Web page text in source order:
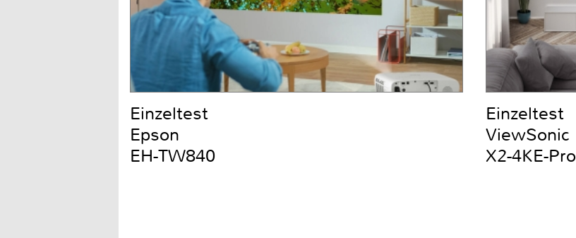
Einzeltest
Epson
EH-TW840
Einzeltest
ViewSonic
X2-4KE-Pro